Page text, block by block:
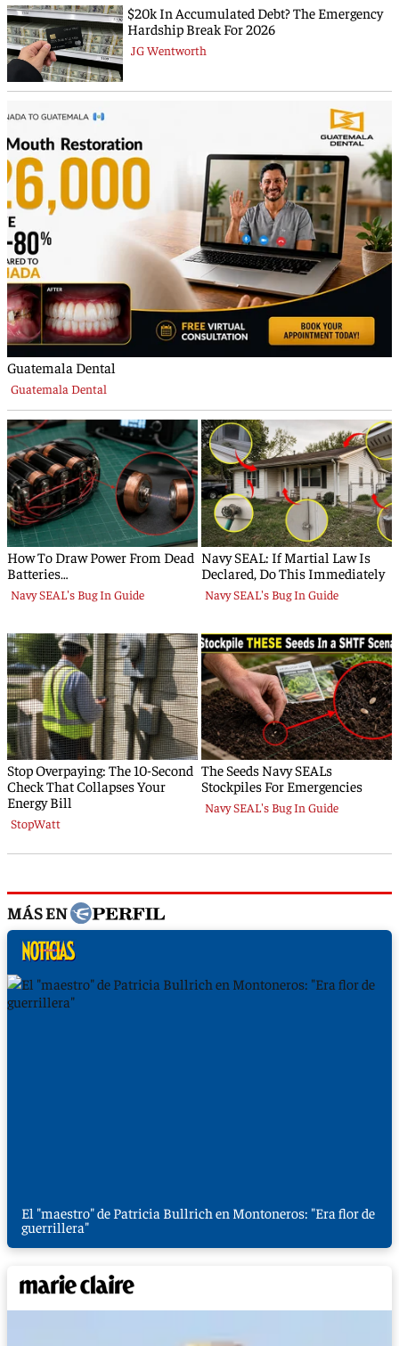
MÁS EN
El "maestro" de Patricia Bullrich en Montoneros: "Era flor de
guerrillera"